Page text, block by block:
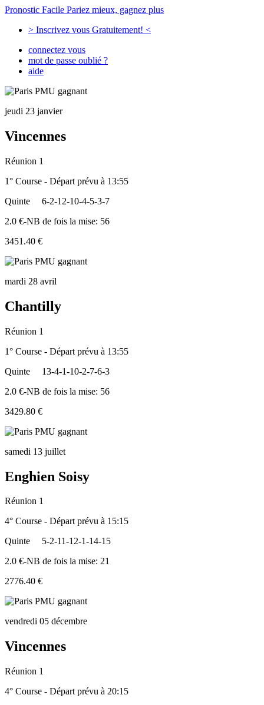
Pronostic Facile Pariez mieux, gagnez plus
> Inscrivez vous Gratuitement! <
connectez vous
mot de passe oublié ?
aide
jeudi 23 janvier
Vincennes
Réunion 1
1° Course - Départ prévu à 13:55
Quinte
6-2-12-10-4-5-3-7
2.0 €-NB de fois la mise: 56
3451.40 €
mardi 28 avril
Chantilly
Réunion 1
1° Course - Départ prévu à 13:55
Quinte
13-4-1-10-2-7-6-3
2.0 €-NB de fois la mise: 56
3429.80 €
samedi 13 juillet
Enghien Soisy
Réunion 1
4° Course - Départ prévu à 15:15
Quinte
5-2-11-12-1-14-15
2.0 €-NB de fois la mise: 21
2776.40 €
vendredi 05 décembre
Vincennes
Réunion 1
4° Course - Départ prévu à 20:15